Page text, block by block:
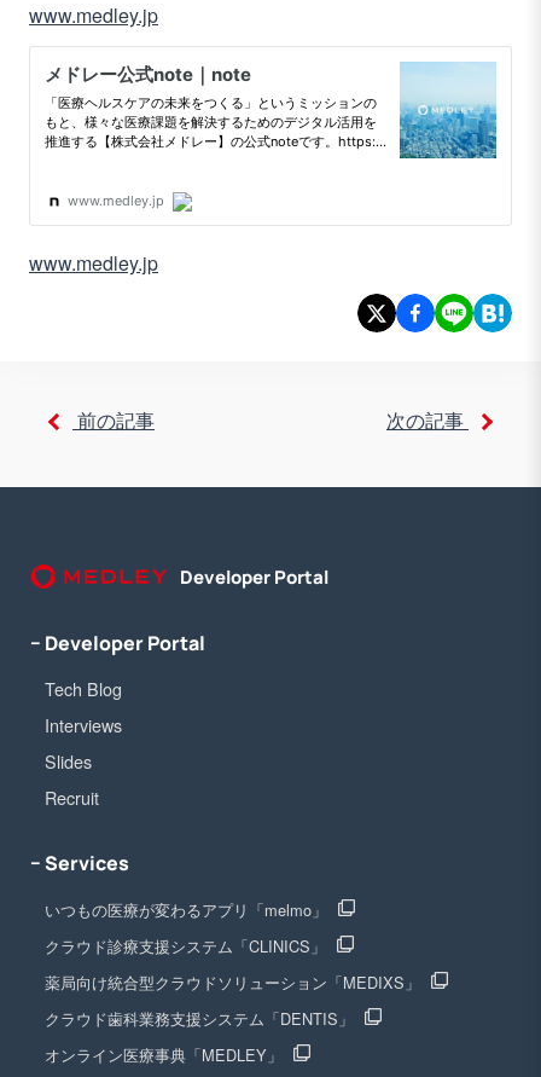
www.medley.jp
www.medley.jp
前の記事 次の記事
Developer Portal
− Developer Portal
Tech Blog
Interviews
Slides
Recruit
− Services
いつもの医療が変わるアプリ「melmo」
クラウド診療支援システム「CLINICS」
薬局向け統合型クラウドソリューション「MEDIXS」
クラウド歯科業務支援システム「DENTIS」
オンライン医療事典「MEDLEY」